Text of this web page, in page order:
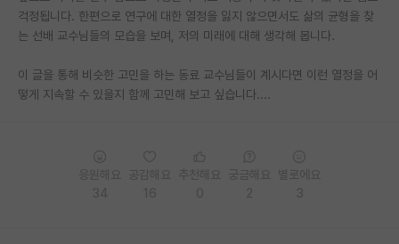
특수/전문대학원 게시판
장학금/장학생 게시판
걱정됩니다. 한편으로 연구에 대한 열정을 잃지 않으면서도 삶의 균형을 찾
는 선배 교수님들의 모습을 보며, 저의 미래에 대해 생각해 봅니다.
이 글을 통해 비슷한 고민을 하는 동료 교수님들이 계시다면 이런 열정을 어
떻게 지속할 수 있을지 함께 고민해 보고 싶습니다....